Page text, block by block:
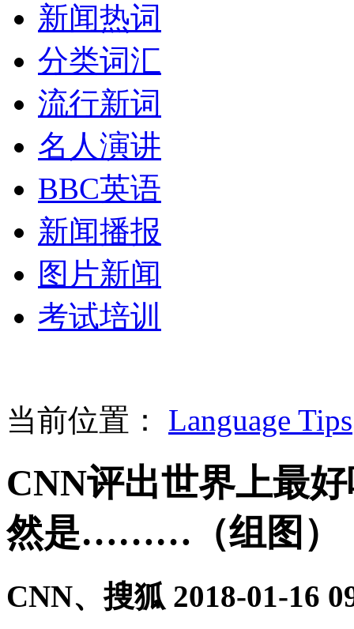
新闻热词
分类词汇
流行新词
名人演讲
BBC英语
新闻播报
图片新闻
考试培训
当前位置： Language Tips
CNN评出世界上最
然是………（组图）
CNN、搜狐 2018-01-16